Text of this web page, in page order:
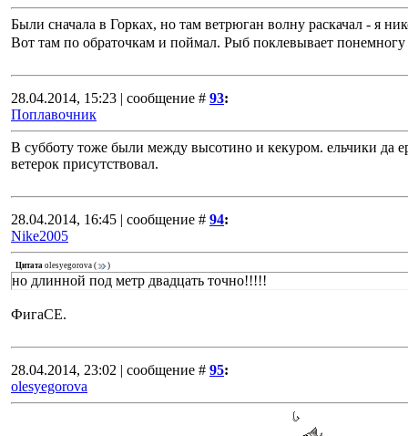
Были сначала в Горках, но там ветрюган волну раскачал - я
Вот там по обраточкам и поймал. Рыб поклевывает понемногу
28.04.2014, 15:23 | сообщение # 93:
Поплавочник
В субботу тоже были между высотино и кекуром. ельчики
ветерок присутствовал.
28.04.2014, 16:45 | сообщение # 94:
Nike2005
Цитата olesyegorova ( )
но длинной под метр двадцать точно!!!!!
ФигаСЕ.
28.04.2014, 23:02 | сообщение # 95:
olesyegorova